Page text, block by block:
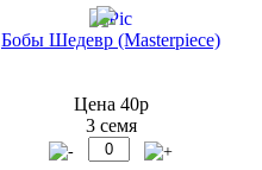
Бобы Шедевр (Masterpiece)
Цена 40р
3 семя